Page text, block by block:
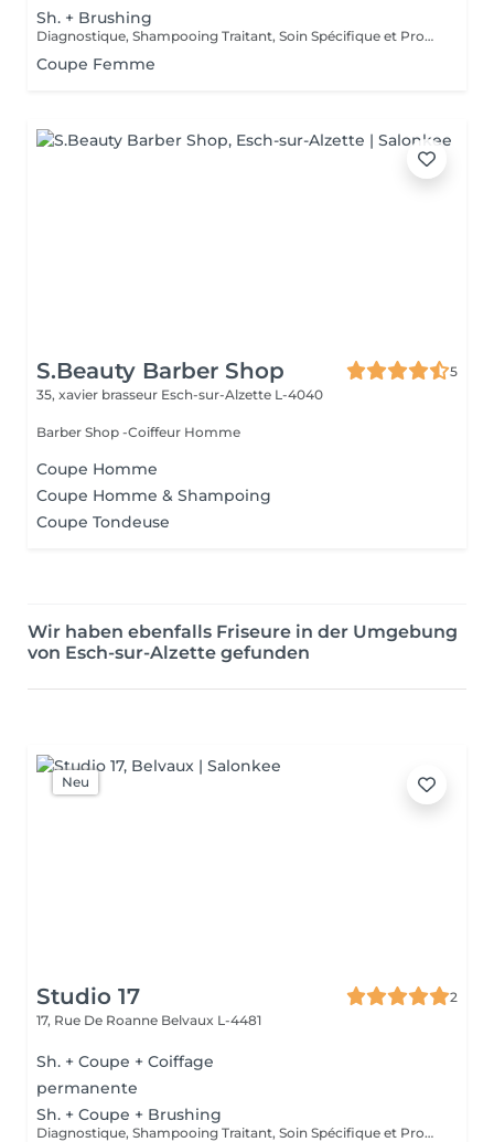
Sh. + Brushing
Diagnostique, Shampooing Traitant, Soin Spécifique et Produits Coiffants inclus
Coupe Femme
S.Beauty Barber Shop
5
35, xavier brasseur Esch-sur-Alzette L-4040
Barber Shop -Coiffeur Homme
Coupe Homme
Coupe Homme & Shampoing
Coupe Tondeuse
Wir haben ebenfalls Friseure in der Umgebung
von Esch-sur-Alzette gefunden
Neu
Studio 17
2
17, Rue De Roanne Belvaux L-4481
Sh. + Coupe + Coiffage
permanente
Sh. + Coupe + Brushing
Diagnostique, Shampooing Traitant, Soin Spécifique et Produits Coiffants inclus